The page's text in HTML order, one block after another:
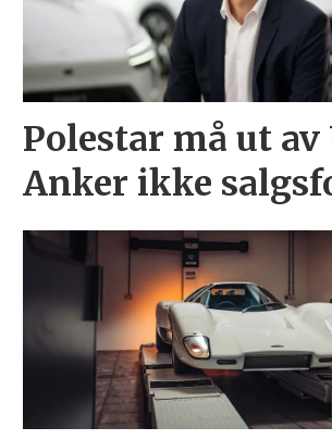
Polestar må ut av
Anker ikke